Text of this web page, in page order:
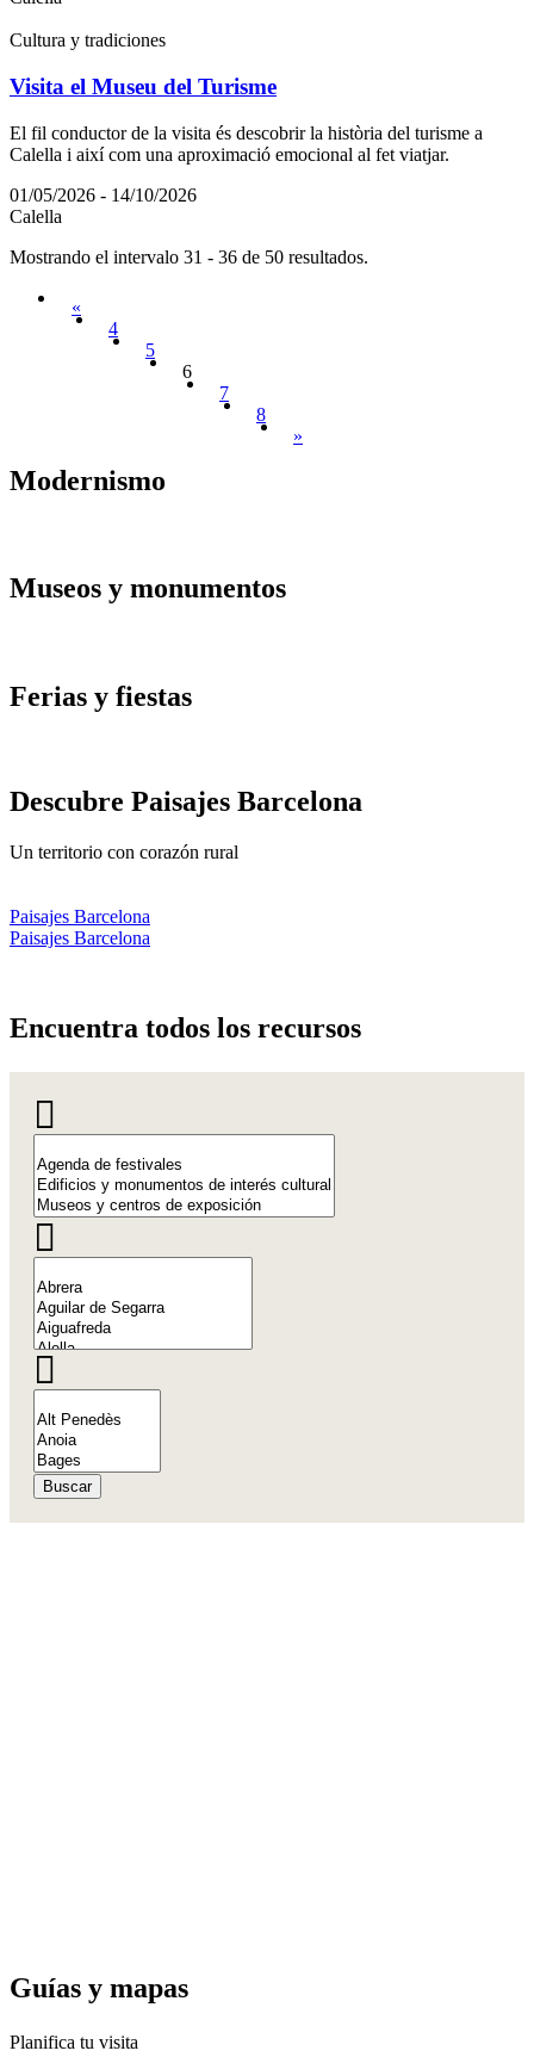
Cultura y tradiciones
Visita el Museu del Turisme
El fil conductor de la visita és descobrir la història del turisme a
Calella i així com una aproximació emocional al fet viatjar.
01/05/2026 - 14/10/2026
Calella
Mostrando el intervalo 31 - 36 de 50 resultados.
«
4
5
6
7
8
»
Modernismo
Museos y monumentos
Ferias y fiestas
Descubre Paisajes Barcelona
Un territorio con corazón rural
Paisajes Barcelona
Paisajes Barcelona
Encuentra todos los recursos
Buscar
Guías y mapas
Planifica tu visita